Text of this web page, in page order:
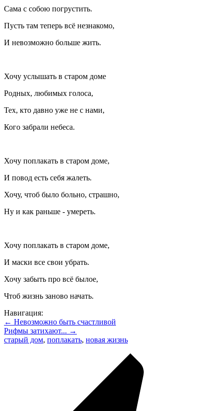
Сама с собою погрустить.
Пусть там теперь всё незнакомо,
И невозможно больше жить.
Хочу услышать в старом доме
Родных, любимых голоса,
Тех, кто давно уже не с нами,
Кого забрали небеса.
Хочу поплакать в старом доме,
И повод есть себя жалеть.
Хочу, чтоб было больно, страшно,
Ну и как раньше - умереть.
Хочу поплакать в старом доме,
И маски все свои убрать.
Хочу забыть про всё былое,
Чтоб жизнь заново начать.
Навигация:
← Невозможно быть счастливой
Рифмы затихают... →
старый дом, поплакать, новая жизнь